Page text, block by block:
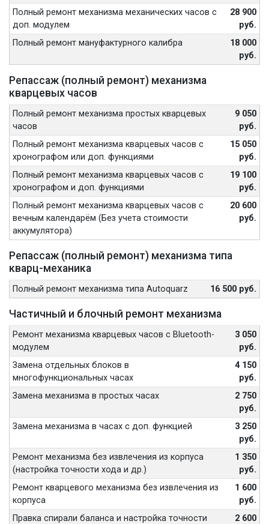
Полный ремонт механизма механических часов с
доп. модулем
28 900
руб.
Полный ремонт мануфактурного калибра
18 000
руб.
Репассаж (полный ремонт) механизма
кварцевых часов
Полный ремонт механизма простых кварцевых
часов
9 050
руб.
Полный ремонт механизма кварцевых часов с
хронографом или доп. функциями
15 050
руб.
Полный ремонт механизма кварцевых часов с
хронографом и доп. функциями
19 100
руб.
Полный ремонт механизма кварцевых часов с
вечным календарём (Без учета стоимости
аккумулятора)
20 600
руб.
Репассаж (полный ремонт) механизма типа
кварц-механика
Полный ремонт механизма типа Autoquarz 16 500 руб.
Частичный и блочный ремонт механизма
Ремонт механизма кварцевых часов с Bluetooth-
модулем
3 050
руб.
Замена отдельных блоков в
многофункциональных часах
4 150
руб.
Замена механизма в простых часах
2 750
руб.
Замена механизма в часах с доп. функцией
3 250
руб.
Ремонт механизма без извлечения из корпуса
(настройка точности хода и др.)
1 350
руб.
Ремонт кварцевого механизма без извлечения из
корпуса
1 600
руб.
Правка спирали баланса и настройка точности
2 600